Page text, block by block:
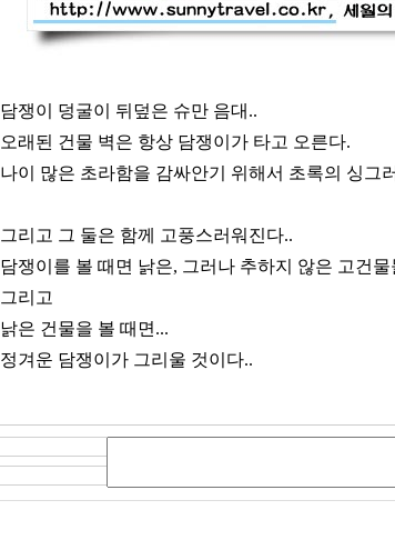
담쟁이 덩굴이 뒤덮은 슈만 음대..
오래된 건물 벽은 항상 담쟁이가 타고 오른다.
나이 많은 초라함을 감싸안기 위해서 초록의 싱그
그리고 그 둘은 함께 고풍스러워진다..
담쟁이를 볼 때면 낡은, 그러나 추하지 않은 고건
그리고
낡은 건물을 볼 때면...
정겨운 담쟁이가 그리울 것이다..